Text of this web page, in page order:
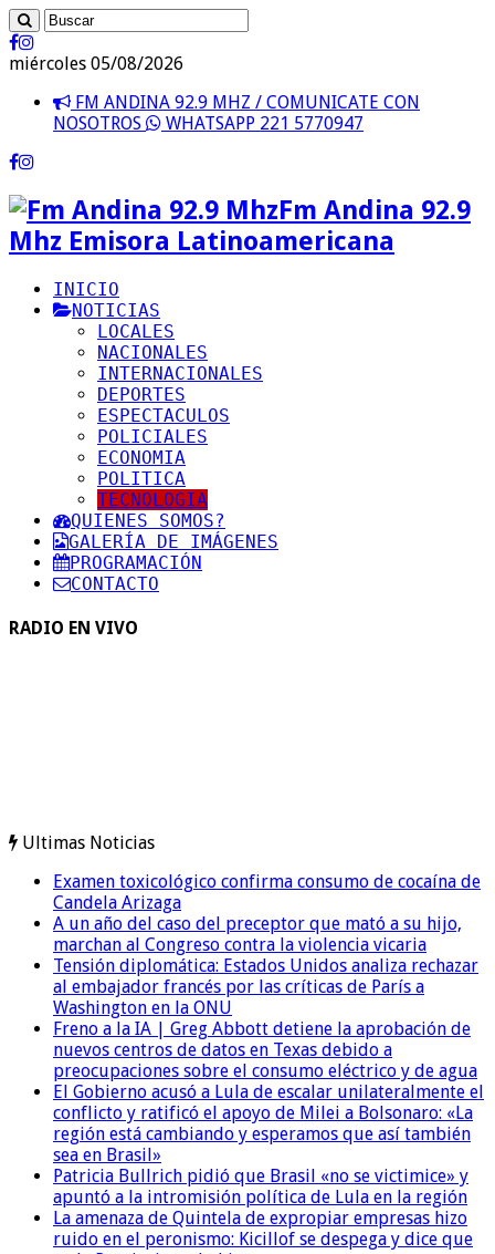
miércoles 05/08/2026
FM ANDINA 92.9 MHZ / COMUNICATE CON
NOSOTROS
WHATSAPP 221 5770947
Fm Andina 92.9
Mhz Emisora Latinoamericana
INICIO
NOTICIAS
LOCALES
NACIONALES
INTERNACIONALES
DEPORTES
ESPECTACULOS
POLICIALES
ECONOMIA
POLITICA
TECNOLOGIA
QUIENES SOMOS?
GALERÍA DE IMÁGENES
PROGRAMACIÓN
CONTACTO
RADIO EN VIVO
Ultimas Noticias
Examen toxicológico confirma consumo de cocaína de
Candela Arizaga
A un año del caso del preceptor que mató a su hijo,
marchan al Congreso contra la violencia vicaria
Tensión diplomática: Estados Unidos analiza rechazar
al embajador francés por las críticas de París a
Washington en la ONU
Freno a la IA | Greg Abbott detiene la aprobación de
nuevos centros de datos en Texas debido a
preocupaciones sobre el consumo eléctrico y de agua
El Gobierno acusó a Lula de escalar unilateralmente el
conflicto y ratificó el apoyo de Milei a Bolsonaro: «La
región está cambiando y esperamos que así también
sea en Brasil»
Patricia Bullrich pidió que Brasil «no se victimice» y
apuntó a la intromisión política de Lula en la región
La amenaza de Quintela de expropiar empresas hizo
ruido en el peronismo: Kicillof se despega y dice que